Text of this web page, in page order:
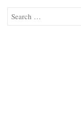
Search